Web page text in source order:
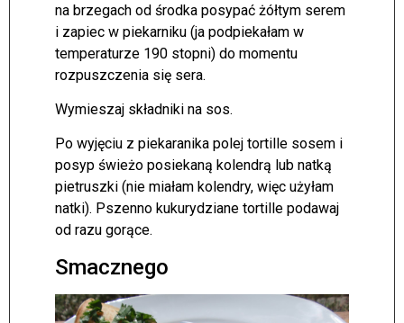
na brzegach od środka posypać żółtym serem
i zapiec w piekarniku (ja podpiekałam w
temperaturze 190 stopni) do momentu
rozpuszczenia się sera.
Wymieszaj składniki na sos.
Po wyjęciu z piekaranika polej tortille sosem i
posyp świeżo posiekaną kolendrą lub natką
pietruszki (nie miałam kolendry, więc użyłam
natki). Pszenno kukurydziane tortille podawaj
od razu gorące.
Smacznego